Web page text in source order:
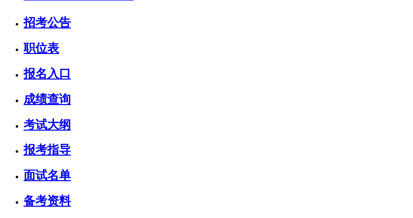
招考公告
职位表
报名入口
成绩查询
考试大纲
报考指导
面试名单
备考资料